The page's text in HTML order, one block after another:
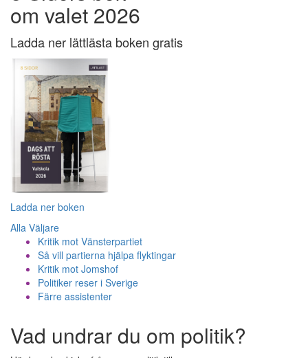
om valet 2026
Ladda ner lättlästa boken gratis
Ladda ner boken
Alla Väljare
Kritik mot Vänsterpartiet
Så vill partierna hjälpa flyktingar
Kritik mot Jomshof
Politiker reser i Sverige
Färre assistenter
Vad undrar du om politik?